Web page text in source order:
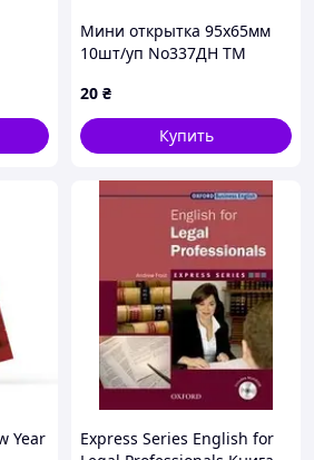
Мини открытка 95х65мм
10шт/уп No337ДН ТМ
20 ₴
Купить
Year
Express Series English for